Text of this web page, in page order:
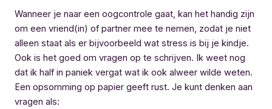
Wanneer je naar een oogcontrole gaat, kan het handig zijn
om een vriend(in) of partner mee te nemen, zodat je niet
alleen staat als er bijvoorbeeld wat stress is bij je kindje.
Ook is het goed om vragen op te schrijven. Ik weet nog
dat ik half in paniek vergat wat ik ook alweer wilde weten.
Een opsomming op papier geeft rust. Je kunt denken aan
vragen als: